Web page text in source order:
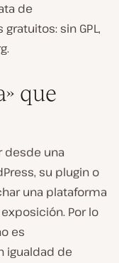
de
sin GPL,
que
desde una
su plugin o
una plataforma
Por lo
es
igualdad de